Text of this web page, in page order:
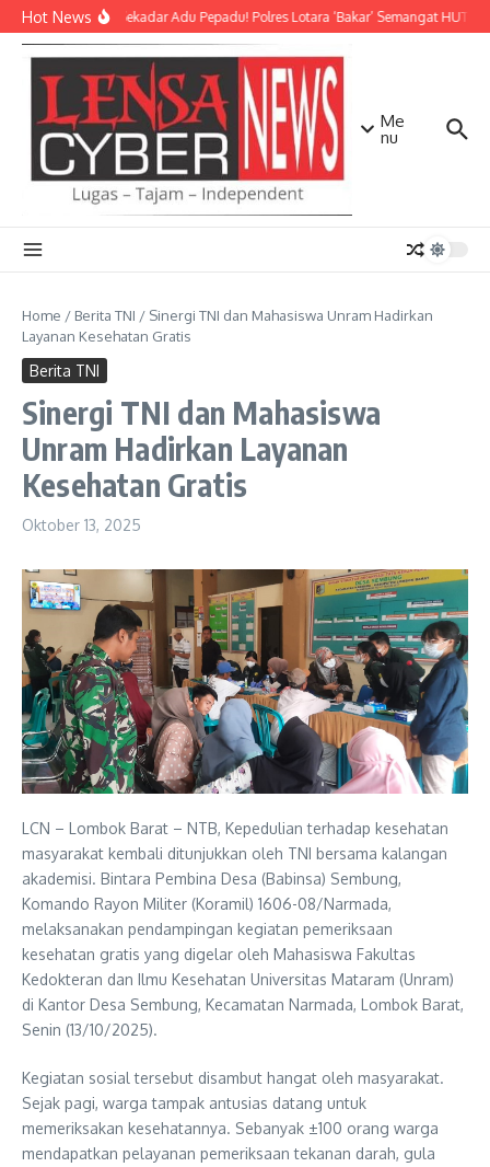
Lewati ke konten
Hot NewsBukan Sekadar Adu Pepadu! Polres Lotara ‘Bakar’ Semangat HUT
Me
nu
Home / Berita TNI / Sinergi TNI dan Mahasiswa Unram Hadirkan
Layanan Kesehatan Gratis
Berita TNI
Sinergi TNI dan Mahasiswa
Unram Hadirkan Layanan
Kesehatan Gratis
Oktober 13, 2025
LCN – Lombok Barat – NTB, Kepedulian terhadap kesehatan
masyarakat kembali ditunjukkan oleh TNI bersama kalangan
akademisi. Bintara Pembina Desa (Babinsa) Sembung,
Komando Rayon Militer (Koramil) 1606-08/Narmada,
melaksanakan pendampingan kegiatan pemeriksaan
kesehatan gratis yang digelar oleh Mahasiswa Fakultas
Kedokteran dan Ilmu Kesehatan Universitas Mataram (Unram)
di Kantor Desa Sembung, Kecamatan Narmada, Lombok Barat,
Senin (13/10/2025).
Kegiatan sosial tersebut disambut hangat oleh masyarakat.
Sejak pagi, warga tampak antusias datang untuk
memeriksakan kesehatannya. Sebanyak ±100 orang warga
mendapatkan pelayanan pemeriksaan tekanan darah, gula